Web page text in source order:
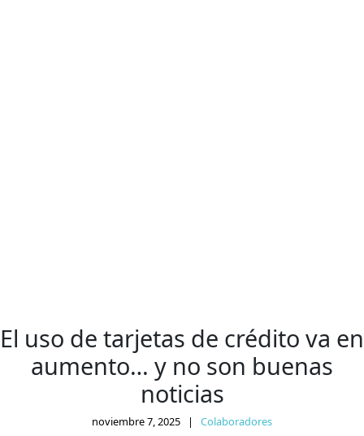
El uso de tarjetas de crédito va en
aumento… y no son buenas
noticias
noviembre 7, 2025 | Colaboradores